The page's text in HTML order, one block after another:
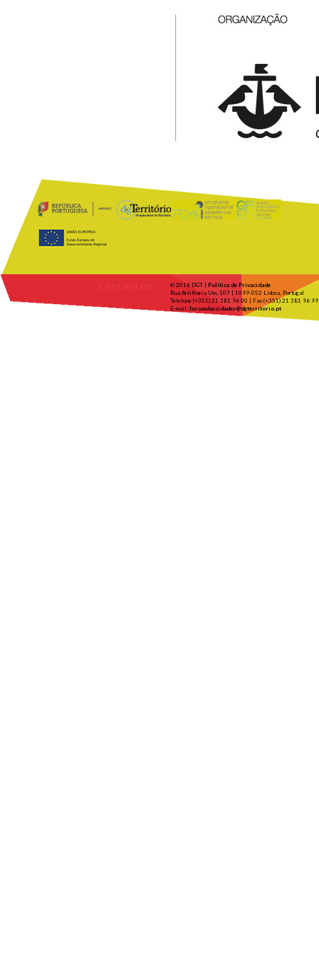
© 2016 DGT | Política de Privacidade
Rua Artilharia Um, 107 | 1099-052 Lisboa, Portugal
Telefone (+351) 21 381 96 00 | Fax (+351) 21 381 96 99
E-mail: forumdascidades@dgterritorio.pt